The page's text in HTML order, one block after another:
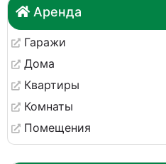
Аренда
Гаражи
Дома
Квартиры
Комнаты
Помещения